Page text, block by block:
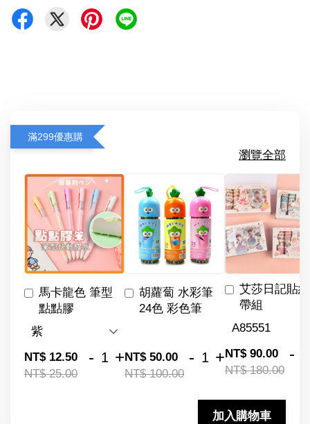
滿299優惠購
瀏覽全部
馬卡龍色 筆型
點點膠
NT$ 12.50
NT$ 25.00
- +
胡蘿蔔 水彩筆
24色 彩色筆
NT$ 50.00
NT$ 100.00
- +
艾莎日記貼
帶組
NT$ 90.00
NT$ 180.00
-
加入購物車